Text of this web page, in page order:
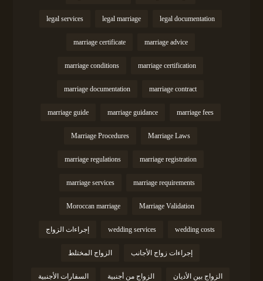
legal documentation
legal marriage
legal services
marriage advice
marriage certificate
marriage certification
marriage conditions
marriage contract
marriage documentation
marriage fees
marriage guidance
marriage guide
Marriage Laws
Marriage Procedures
marriage registration
marriage regulations
marriage requirements
marriage services
Marriage Validation
Moroccan marriage
wedding costs
wedding services إجراءات الزواج
إجراءات زواج الأجانب الزواج المختلط
الزواج بين الأديان الزواج من أجنبية السفارات الأجنبية